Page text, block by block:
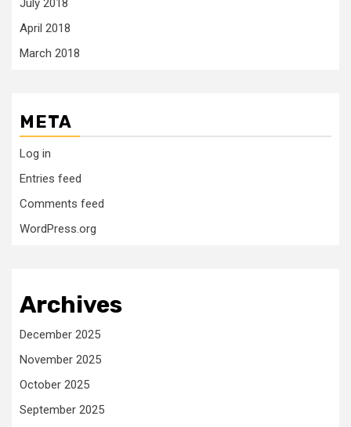
July 2018
April 2018
March 2018
META
Log in
Entries feed
Comments feed
WordPress.org
Archives
December 2025
November 2025
October 2025
September 2025